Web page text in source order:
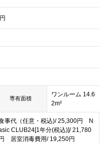
専有面積
ワンルーム 14.6
2m²
事代（任意・税込)/ 25,300円 N
CLUB24[1年分(税込)]/ 21,780
居室消毒費用/ 19,250円